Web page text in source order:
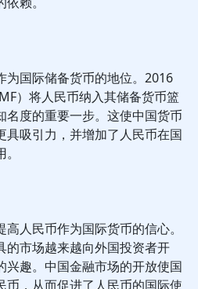
为国际储备货币的地位。2016
）将人民币纳入其储备货币篮
名度的重要一步。这使中国货币
具吸引力，并增加了人民币在国
人民币作为国际货币的信心。
的市场越来越向外国投资者开
兴趣。中国金融市场的开放使国
币，从而促进了人民币的国际使